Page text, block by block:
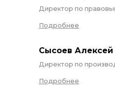
Директор по
Подробнее
Сысоев Алексей
Директор по
Подробнее